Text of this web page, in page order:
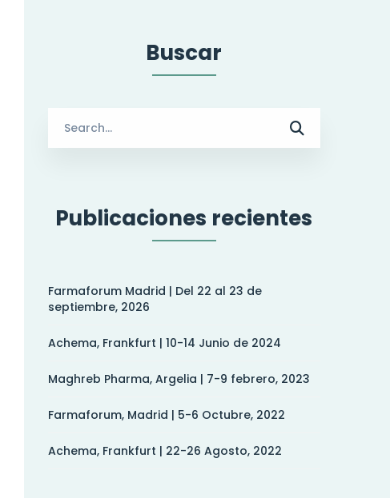
Buscar
for:
Publicaciones recientes
Farmaforum Madrid | Del 22 al 23 de
septiembre, 2026
Achema, Frankfurt | 10-14 Junio de 2024
Maghreb Pharma, Argelia | 7-9 febrero, 2023
Farmaforum, Madrid | 5-6 Octubre, 2022
Achema, Frankfurt | 22-26 Agosto, 2022